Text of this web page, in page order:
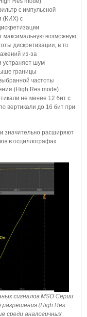
с импульсной
(КИХ) с
максимальную возможную
дискретизации, в то
из-за
устраняет шум
границы
частоты
(High Res mode)
не менее 12 бит с
вертикали до 16 бит при
значительно расширяют
в осциллографах
сигналов MSO Серии
(High Res
среди аналогичных